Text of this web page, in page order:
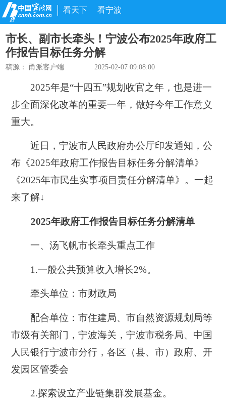
看天下 看宁波
市长、副市长牵头！宁波公布2025年政府工
作报告目标任务分解
稿源： 甬派客户端 2025-02-07 09:08:00
2025年是“十四五”规划收官之年，也是进一
步全面深化改革的重要一年，做好今年工作意义
重大。
近日，宁波市人民政府办公厅印发通知，公
布《2025年政府工作报告目标任务分解清单》
《2025年市民生实事项目责任分解清单》。一起
来了解↓
2025年政府工作报告目标任务分解清单
一、汤飞帆市长牵头重点工作
1.一般公共预算收入增长2%。
牵头单位：市财政局
配合单位：市住建局、市自然资源规划局等
市级有关部门，宁波海关，宁波市税务局、中国
人民银行宁波市分行，各区（县、市）政府、开
发园区管委会
2.探索设立产业链集群发展基金。